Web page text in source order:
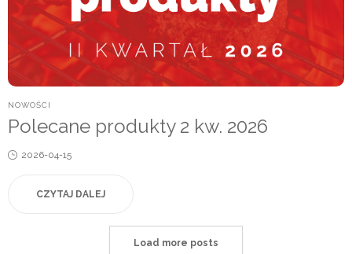
POSTED
NOWOŚCI
Polecane produkty 2 kw. 2026
Posted
2026-04-15
CZYTAJ DALEJ
Load more posts